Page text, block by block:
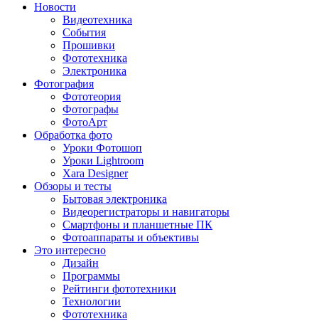
Новости
Видеотехника
События
Прошивки
Фототехника
Электроника
Фотография
Фототеория
Фотографы
ФотоАрт
Обработка фото
Уроки Фотошоп
Уроки Lightroom
Xara Designer
Обзоры и тесты
Бытовая электроника
Видеорегистраторы и навигаторы
Смартфоны и планшетные ПК
Фотоаппараты и объективы
Это интересно
Дизайн
Программы
Рейтинги фототехники
Технологии
Фототехника